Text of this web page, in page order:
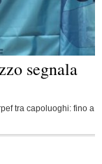
segnala
tra capoluoghi: fino a